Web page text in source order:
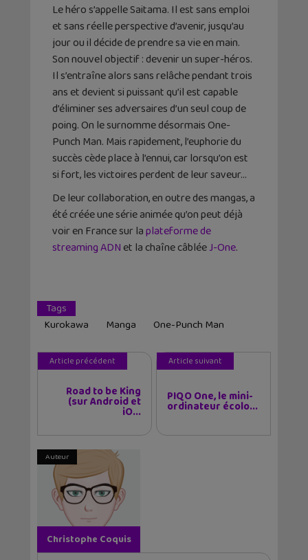
Le héro s’appelle Saitama. Il est sans emploi
et sans réelle perspective d’avenir, jusqu’au
jour ou il décide de prendre sa vie en main.
Son nouvel objectif : devenir un super-héros.
Il s’entraîne alors sans relâche pendant trois
ans et devient si puissant qu’il est capable
d’éliminer ses adversaires d’un seul coup de
poing. On le surnomme désormais One-
Punch Man. Mais rapidement, l’euphorie du
succès cède place à l’ennui, car lorsqu’on est
si fort, les victoires perdent de leur saveur…
De leur collaboration, en outre des mangas, a
été créée une série animée qu’on peut déjà
voir en France sur laplateforme de
streaming ADN et la chaîne câbléeJ-One.
Tags
Kurokawa
Manga One-Punch Man
Article précédent
Road to be King
(sur Android et
iO...
Article suivant
PIQO One, le mini-
ordinateur écolo...
Auteur
Christophe Coquis